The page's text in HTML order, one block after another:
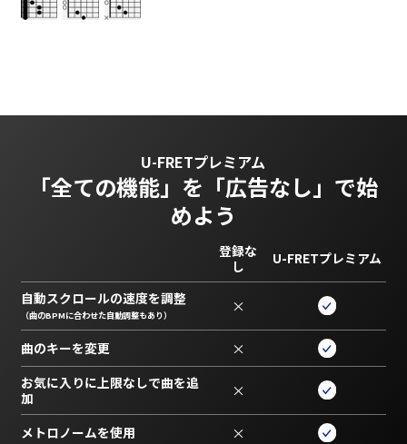
U-FRETプレミアム
「全ての機能」を 「広告なし」で始
めよう
登録な
し
U-FRETプレミアム
自動スクロールの速度を調整
（曲のBPMに合わせた自動調整もあり） ×
曲のキーを変更 ×
お気に入りに上限なしで曲を追
加
×
メトロノームを使用 ×